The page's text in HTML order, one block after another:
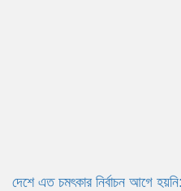
দেশে এত চমৎকার নির্বাচন আগে